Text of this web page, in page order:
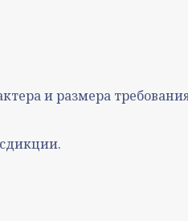
и размера